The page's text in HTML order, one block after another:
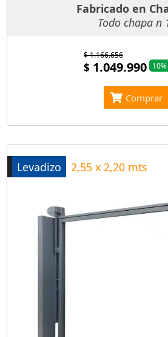
Fabricado en
Todo chapa n
$ 1.049.990
$ 1.166.656
10%
Comprar
Levadizo 2,55 x 2,20 mts